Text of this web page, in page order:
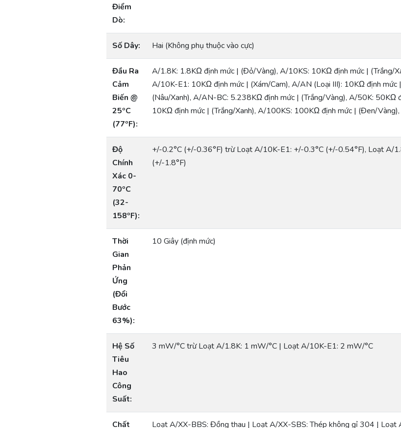
Điểm
Dò:
Số Dây: Hai (Không phụ thuộc vào cực)
Đầu Ra
Cảm
Biến @
25ºC
(77ºF):
A/1.8K: 1.8KΩ định mức | (Đỏ/Vàng), A/10KS: 10KΩ định mức | (Trắng/
A/10K-E1: 10KΩ định mức | (Xám/Cam), A/AN (Loại III): 10KΩ định mức
(Nâu/Xanh), A/AN-BC: 5.238KΩ định mức | (Trắng/Vàng), A/50K: 50KΩ
10KΩ định mức | (Trắng/Xanh), A/100KS: 100KΩ định mức | (Đen/
Độ
Chính
Xác 0-
70ºC
(32-
158ºF):
+/-0.2°C (+/-0.36°F) trừ Loạt A/10K-E1: +/-0.3°C (+/-0.54°F), Loạt A/
(+/-1.8°F)
Thời
Gian
Phản
Ứng
(Đổi
Bước
63%):
10 Giây (định mức)
Hệ Số
Tiêu
Hao
Công
Suất:
3 mW/°C trừ Loạt A/1.8K: 1 mW/°C | Loạt A/10K-E1: 2 mW/°C
Chất
Loạt A/XX-BBS: Đồng thau | Loạt A/XX-SBS: Thép không gỉ 304 | Loạt